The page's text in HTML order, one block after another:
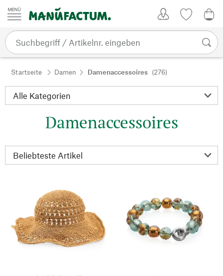
Zum Inhalt springen
Startseite Damen Damenaccessoires (276)
Damenaccessoires